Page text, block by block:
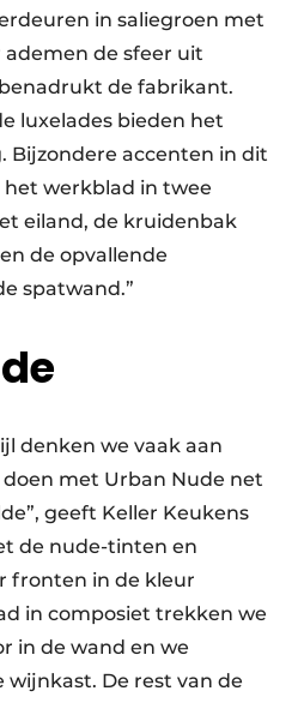
in saliegroen met
de sfeer uit
de fabrikant.
luxelades bieden het
Bijzondere accenten in dit
werkblad in twee
eiland, de kruidenbak
de opvallende
spatwand.”
denken we vaak aan
met Urban Nude net
geeft Keller Keukens
de nude-tinten en
fronten in de kleur
in composiet trekken we
in de wand en we
De rest van de